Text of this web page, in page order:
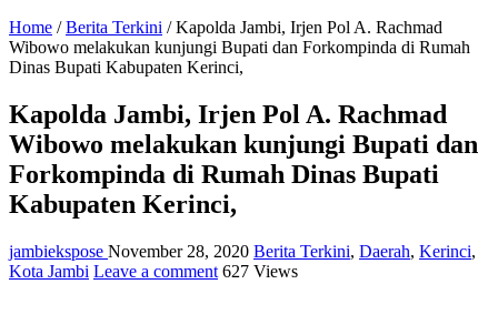
Home / Berita Terkini / Kapolda Jambi, Irjen Pol A. Rachmad
Wibowo melakukan kunjungi Bupati dan Forkompinda di Rumah
Dinas Bupati Kabupaten Kerinci,
Kapolda Jambi, Irjen Pol A. Rachmad
Wibowo melakukan kunjungi Bupati dan
Forkompinda di Rumah Dinas Bupati
Kabupaten Kerinci,
jambiekspose November 28, 2020 Berita Terkini, Daerah, Kerinci,
Kota Jambi Leave a comment 627 Views